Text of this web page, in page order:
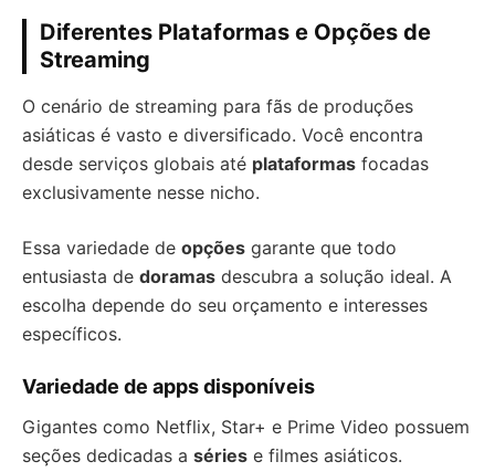
Diferentes Plataformas e Opções de
Streaming
O cenário de streaming para fãs de produções
asiáticas é vasto e diversificado. Você encontra
desde serviços globais até plataformas focadas
exclusivamente nesse nicho.
Essa variedade de opções garante que todo
entusiasta de doramas descubra a solução ideal. A
escolha depende do seu orçamento e interesses
específicos.
Variedade de apps disponíveis
Gigantes como Netflix, Star+ e Prime Video possuem
seções dedicadas a séries e filmes asiáticos.